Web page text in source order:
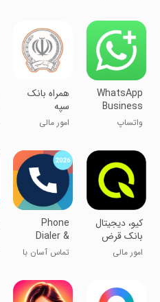
گیرنده
تماس
WhatsApp
Business
واتساپ
‏‏‏همراه بانک
سپه
امور مالی
‏کیو، دیجیتال
بانک قرض
الحسنه
مهرایران
امور مالی
Phone
Dialer &
Contacts:
تماس آسان با